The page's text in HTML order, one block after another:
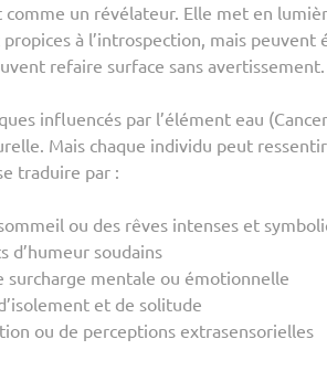
comme un révélateur. Elle met en
à l’introspection, mais
refaire surface sans avertissement.
influencés par l’élément eau
Mais chaque individu peut
traduire par :
ou des rêves intenses et
d’humeur soudains
surcharge mentale ou émotionnelle
et de solitude
ou de perceptions extrasensorielles